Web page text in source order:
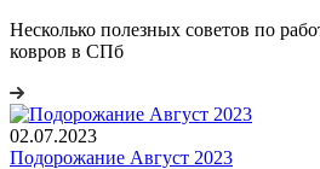
Несколько полезных советов по
ковров в СПб
02.07.2023
Подорожание Август 2023